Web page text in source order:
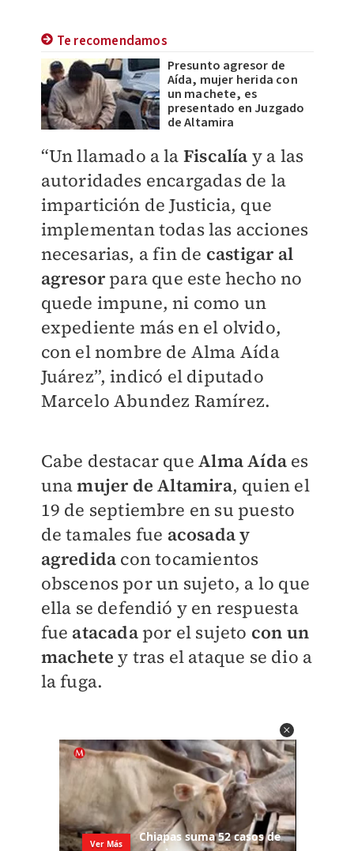
Te recomendamos
Presunto agresor de
Aída, mujer herida con
un machete, es
presentado en Juzgado
de Altamira
“Un llamado a la Fiscalía y a las
autoridades encargadas de la
impartición de Justicia, que
implementan todas las acciones
necesarias, a fin de castigar al
agresorpara que este hecho no
quede impune, ni como un
expediente más en el olvido,
con el nombre de Alma Aída
Juárez”, indicó el diputado
Marcelo Abundez Ramírez.
Cabe destacar queAlma Aídaes
unamujer de Altamira, quien el
19 de septiembre en su puesto
de tamales fue acosada y
agredida con tocamientos
obscenos por un sujeto, a lo que
ella se defendió y en respuesta
fue atacada por el sujeto con un
machete y tras el ataque se dio a
la fuga.